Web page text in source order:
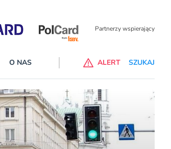
Partnerzy wspierający
dla klientów Revoluta. Nowy benefit we
Plus – z usługi będzie można korzsytać za
O NAS ALERT SZUKAJ